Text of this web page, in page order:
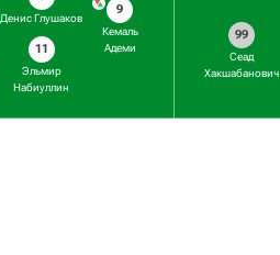
Денис Глушаков
11
Эльмир
Набиуллин
9
Кемаль
Адеми
99
Сеад
Хакшабанович